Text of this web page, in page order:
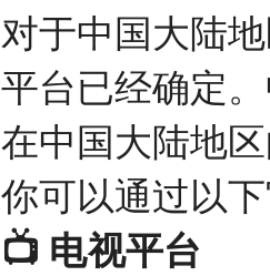
对于中国大陆
平台已经确定
在中国大陆地
你可以通过以
📺 电视平台